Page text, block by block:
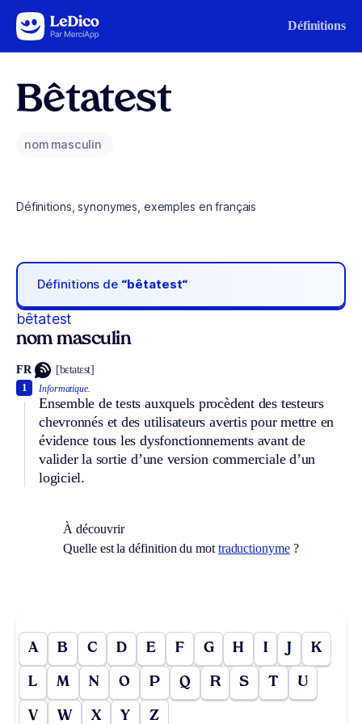
Aller au contenu Définitions
Bêtatest
nom masculin
Définitions, synonymes, exemples en français
Définitions de “bêtatest“
bêtatest
nom masculin
FR [bɛtatɛst]
Informatique.
Ensemble de tests auxquels procèdent des testeurs
chevronnés et des utilisateurs avertis pour mettre en
évidence tous les dysfonctionnements avant de
valider la sortie d’une version commerciale d’un
logiciel.
1
À découvrir
Quelle est la définition du mot traductionyme?
A B C D E F G H I J K
L M N O P Q R S T U
V W X Y Z